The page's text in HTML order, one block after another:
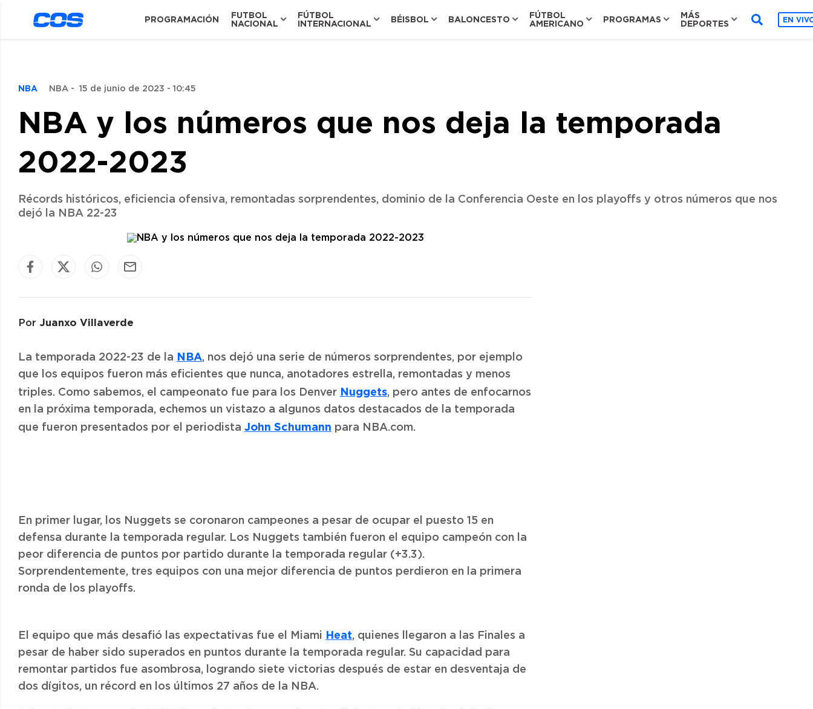
PROGRAMACIÓN
FUTBOL
NACIONAL
FÚTBOL
INTERNACIONAL
BÉISBOL BALONCESTO
FÚTBOL
AMERICANO
PROGRAMAS
MÁS
DEPORTES
EN
NBA NBA - 15 de junio de 2023 - 10:45
NBA y los números que nos deja la temporada
2022-2023
Récords históricos, eficiencia ofensiva, remontadas sorprendentes, dominio de la Conferencia Oeste en los playoffs y otros números que nos
dejó la NBA 22-23
Por Juanxo Villaverde
La temporada 2022-23 de la NBA, nos dejó una serie de números sorprendentes, por ejemplo
que los equipos fueron más eficientes que nunca, anotadores estrella, remontadas y menos
triples. Como sabemos, el campeonato fue para los Denver Nuggets, pero antes de enfocarnos
en la próxima temporada, echemos un vistazo a algunos datos destacados de la temporada
que fueron presentados por el periodista John Schumann para NBA.com.
En primer lugar, los Nuggets se coronaron campeones a pesar de ocupar el puesto 15 en
defensa durante la temporada regular. Los Nuggets también fueron el equipo campeón con la
peor diferencia de puntos por partido durante la temporada regular (+3.3).
Sorprendentemente, tres equipos con una mejor diferencia de puntos perdieron en la primera
ronda de los playoffs.
El equipo que más desafió las expectativas fue el Miami Heat, quienes llegaron a las Finales a
pesar de haber sido superados en puntos durante la temporada regular. Su capacidad para
remontar partidos fue asombrosa, logrando siete victorias después de estar en desventaja de
dos dígitos, un récord en los últimos 27 años de la NBA.